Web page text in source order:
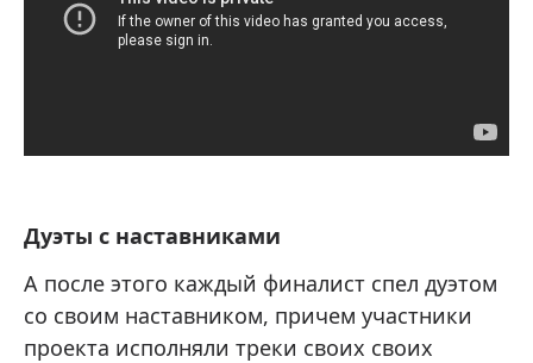
Дуэты с наставниками
А после этого каждый финалист спел дуэтом
со своим наставником, причем участники
проекта исполняли треки своих своих